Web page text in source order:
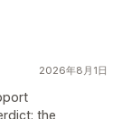
2026年8月1日
the